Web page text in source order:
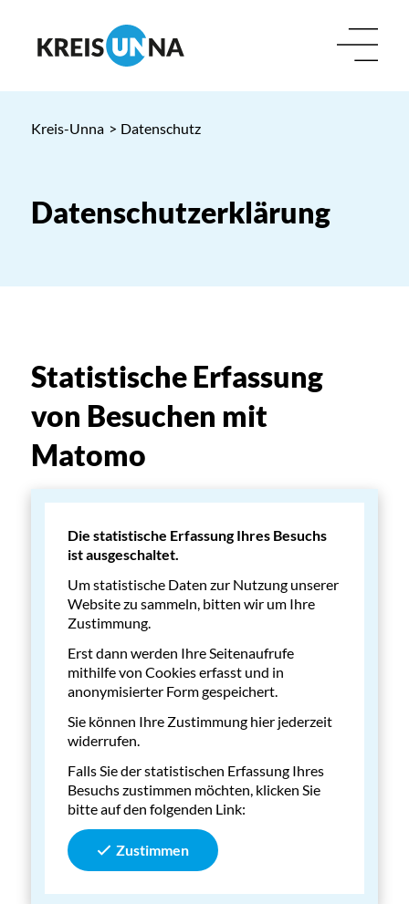
Kreis-Unna > Datenschutz
Datenschutzerklärung
Statistische Erfassung
von Besuchen mit
Matomo
Die statistische Erfassung Ihres Besuchs
ist ausgeschaltet.
Um statistische Daten zur Nutzung unserer
Website zu sammeln, bitten wir um Ihre
Zustimmung.
Erst dann werden Ihre Seitenaufrufe
mithilfe von Cookies erfasst und in
anonymisierter Form gespeichert.
Sie können Ihre Zustimmung hier jederzeit
widerrufen.
Falls Sie der statistischen Erfassung Ihres
Besuchs zustimmen möchten, klicken Sie
bitte auf den folgenden Link:
Zustimmen